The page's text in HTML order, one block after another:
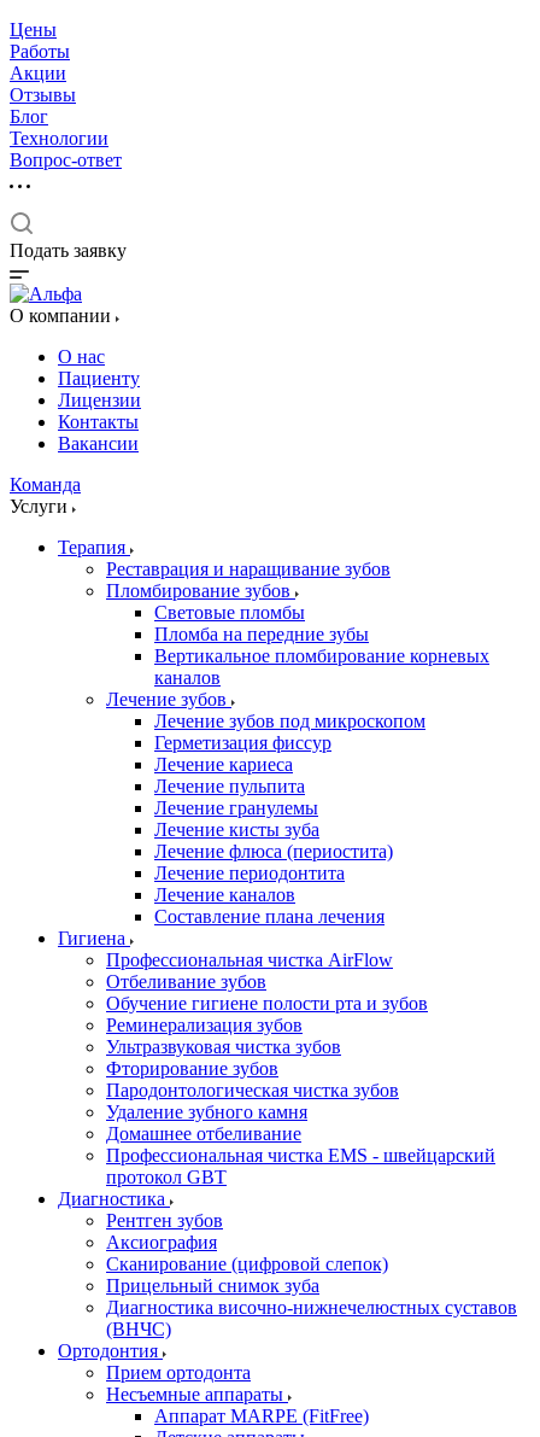
Цены
Работы
Акции
Отзывы
Блог
Технологии
Вопрос-ответ
Подать заявку
О компании
О нас
Пациенту
Лицензии
Контакты
Вакансии
Команда
Услуги
Терапия
Реставрация и наращивание зубов
Пломбирование зубов
Световые пломбы
Пломба на передние зубы
Вертикальное пломбирование корневых
каналов
Лечение зубов
Лечение зубов под микроскопом
Герметизация фиссур
Лечение кариеса
Лечение пульпита
Лечение гранулемы
Лечение кисты зуба
Лечение флюса (периостита)
Лечение периодонтита
Лечение каналов
Составление плана лечения
Гигиена
Профессиональная чистка AirFlow
Отбеливание зубов
Обучение гигиене полости рта и зубов
Реминерализация зубов
Ультразвуковая чистка зубов
Фторирование зубов
Пародонтологическая чистка зубов
Удаление зубного камня
Домашнее отбеливание
Профессиональная чистка EMS - швейцарский
протокол GBT
Диагностика
Рентген зубов
Аксиография
Сканирование (цифровой слепок)
Прицельный снимок зуба
Диагностика височно-нижнечелюстных суставов
(ВНЧС)
Ортодонтия
Прием ортодонта
Несъемные аппараты
Аппарат MARPE (FitFree)